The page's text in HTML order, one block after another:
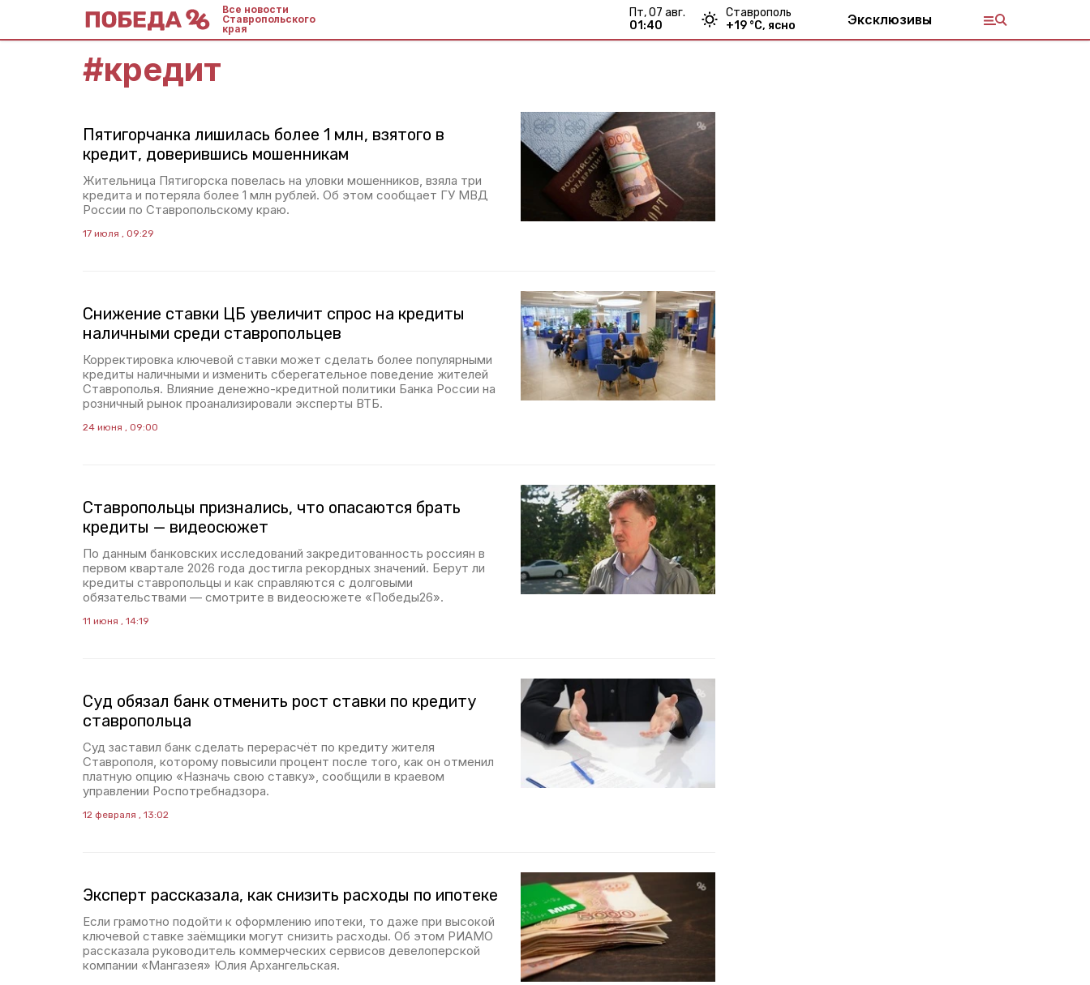
Все новости
Ставропольского
края
пт, 07 авг.
01:40
Ставрополь
+19 °С, ясно Эксклюзивы
#кредит
Пятигорчанка лишилась более 1 млн, взятого в
кредит, доверившись мошенникам
Жительница Пятигорска повелась на уловки мошенников, взяла три
кредита и потеряла более 1 млн рублей. Об этом сообщает ГУ МВД
России по Ставропольскому краю.
17 июля , 09:29
Снижение ставки ЦБ увеличит спрос на кредиты
наличными среди ставропольцев
Корректировка ключевой ставки может сделать более популярными
кредиты наличными и изменить сберегательное поведение жителей
Ставрополья. Влияние денежно-кредитной политики Банка России на
розничный рынок проанализировали эксперты ВТБ.
24 июня , 09:00
Ставропольцы признались, что опасаются брать
кредиты — видеосюжет
По данным банковских исследований закредитованность россиян в
первом квартале 2026 года достигла рекордных значений. Берут ли
кредиты ставропольцы и как справляются с долговыми
обязательствами — смотрите в видеосюжете «Победы26».
11 июня , 14:19
Суд обязал банк отменить рост ставки по кредиту
ставропольца
Суд заставил банк сделать перерасчёт по кредиту жителя
Ставрополя, которому повысили процент после того, как он отменил
платную опцию «Назначь свою ставку», сообщили в краевом
управлении Роспотребнадзора.
12 февраля , 13:02
Эксперт рассказала, как снизить расходы по ипотеке
Если грамотно подойти к оформлению ипотеки, то даже при высокой
ключевой ставке заёмщики могут снизить расходы. Об этом РИАМО
рассказала руководитель коммерческих сервисов девелоперской
компании «Мангазея» Юлия Архангельская.